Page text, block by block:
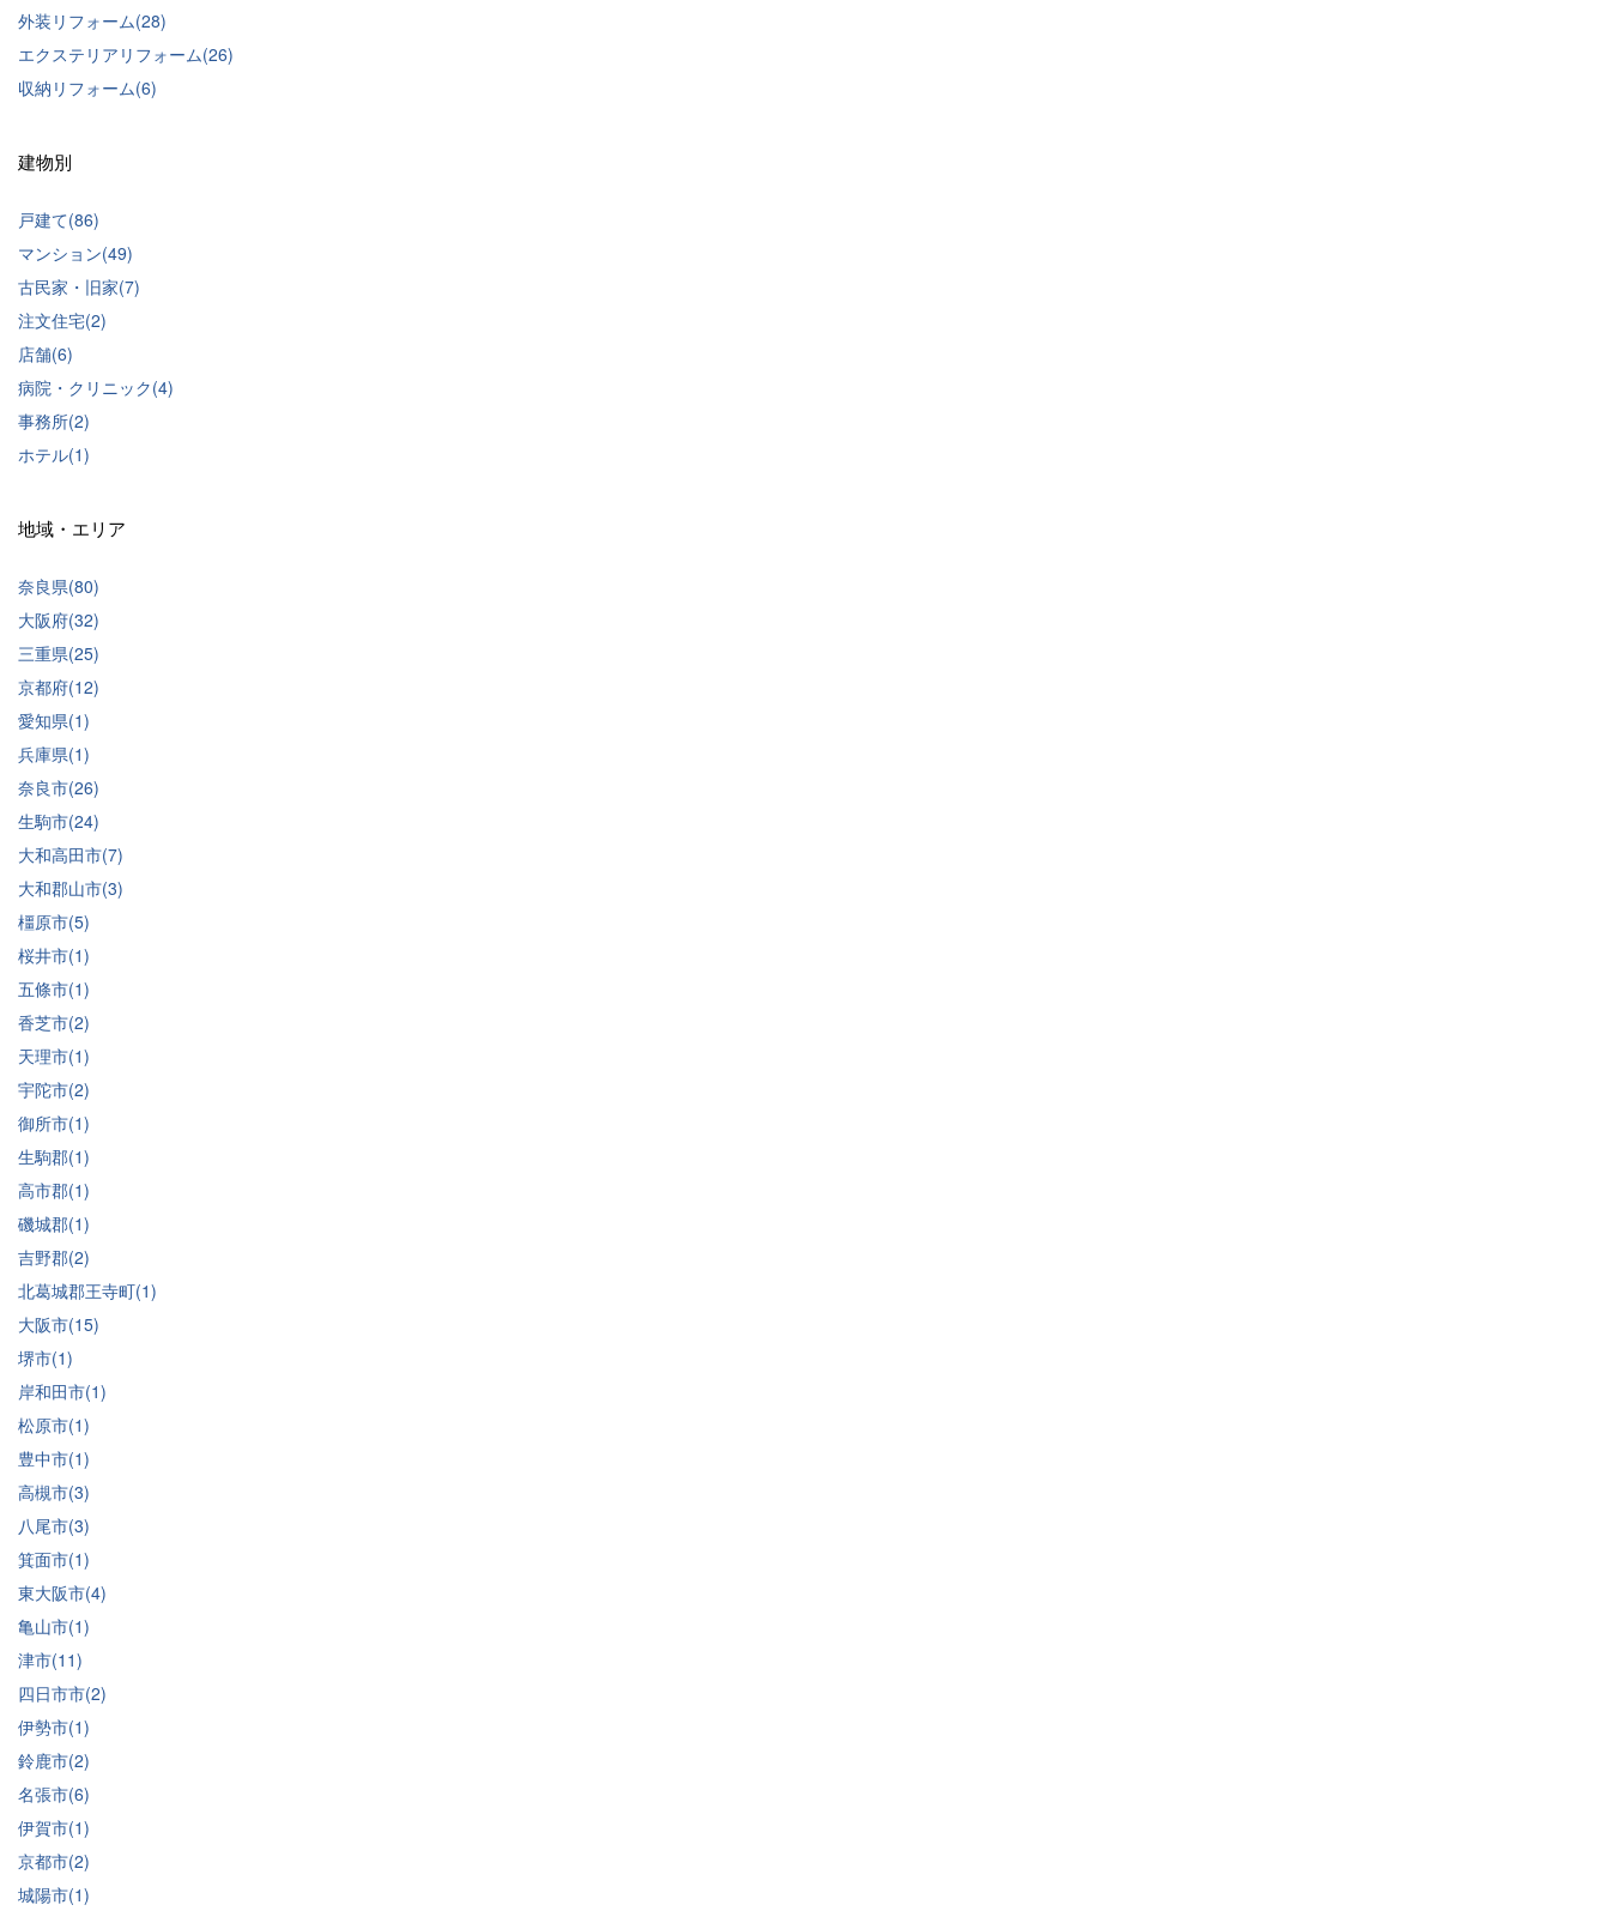
外装リフォーム(28)
エクステリアリフォーム(26)
収納リフォーム(6)
建物別
戸建て(86)
マンション(49)
古民家・旧家(7)
注文住宅(2)
店舗(6)
病院・クリニック(4)
事務所(2)
ホテル(1)
地域・エリア
奈良県(80)
大阪府(32)
三重県(25)
京都府(12)
愛知県(1)
兵庫県(1)
奈良市(26)
生駒市(24)
大和高田市(7)
大和郡山市(3)
橿原市(5)
桜井市(1)
五條市(1)
香芝市(2)
天理市(1)
宇陀市(2)
御所市(1)
生駒郡(1)
高市郡(1)
磯城郡(1)
吉野郡(2)
北葛城郡王寺町(1)
大阪市(15)
堺市(1)
岸和田市(1)
松原市(1)
豊中市(1)
高槻市(3)
八尾市(3)
箕面市(1)
東大阪市(4)
亀山市(1)
津市(11)
四日市市(2)
伊勢市(1)
鈴鹿市(2)
名張市(6)
伊賀市(1)
京都市(2)
城陽市(1)